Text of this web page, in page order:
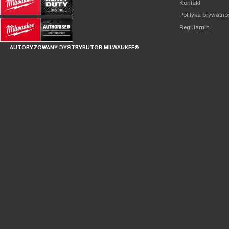
AUTORYZOWANY DYSTRYBUTOR MILWAUKEE®
Kontakt
Polityka
Regulamin